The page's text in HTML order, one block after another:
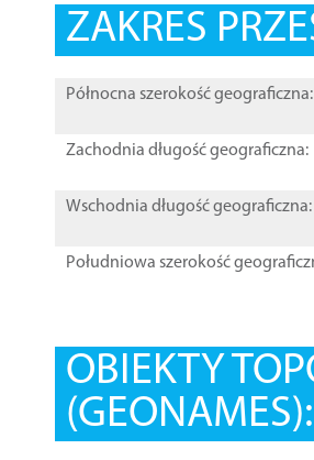
ZAKRES
Północna szerokość geograficzna:
Zachodnia długość geograficzna:
Wschodnia długość geograficzna:
Południowa szerokość
OBIEKTY
(GEONAMES):